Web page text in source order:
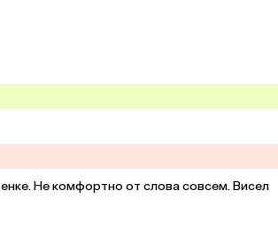
Не комфортно от слова совсем. Висел